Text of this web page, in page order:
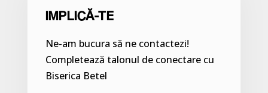
IMPLICĂ-TE
Ne-am bucura să ne contactezi!
Completează talonul de conectare cu
Biserica Betel